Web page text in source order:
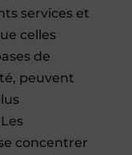
services et
celles
de
peuvent
concentrer